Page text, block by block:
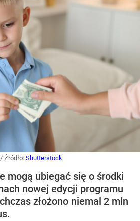
/ Źródło: Shutterstock
mogą ubiegać się o środki
nowej edycji programu
złożono niemal 2 mln